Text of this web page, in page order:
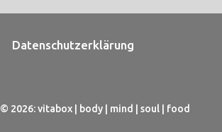
Datenschutzerklärung
© 2026: vitabox | body | mind | soul | food